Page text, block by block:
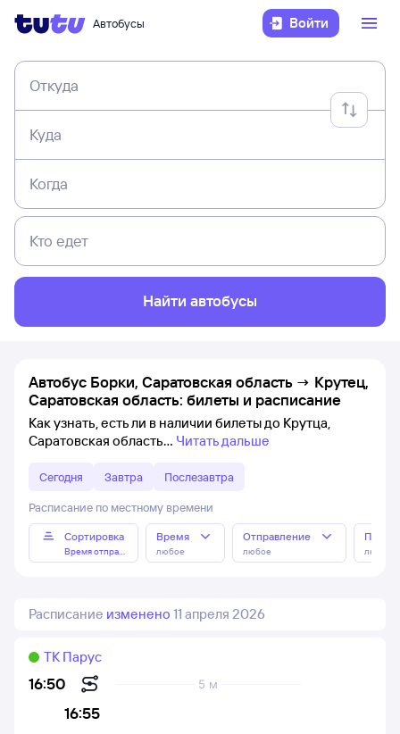
Автобусы Войти
Откуда
Куда
Когда
Кто едет
Найти автобусы
Автобус Борки, Саратовская область → Крутец,
Саратовская область: билеты и расписание
Как узнать, есть ли в наличии билеты до Крутца,
Саратовская область
Читать дальше
Сегодня Завтра Послезавтра
Расписание по местному времени
Сортировка
Время отправления
Время
любое
Отправление
любое любое
Расписание изменено 11 апреля 2026
16:50
16:55
5 м
ТК Парус